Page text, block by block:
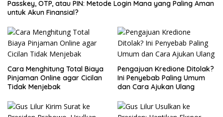
Passkey, OTP, atau PIN: Metode Login Mana yang Paling Aman
untuk Akun Finansial?
Cara Menghitung Total Biaya
Pinjaman Online agar Cicilan
Tidak Menjebak
Pengajuan Kredione Ditolak?
Ini Penyebab Paling Umum
dan Cara Ajukan Ulang